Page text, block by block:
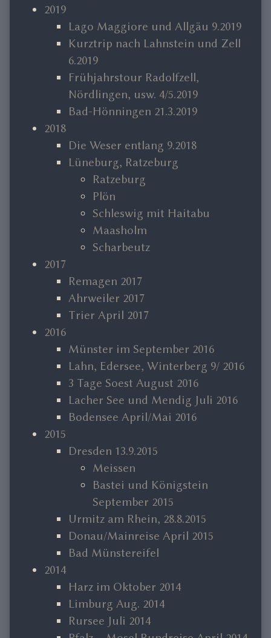
2019
Lago Maggiore und Allgäu 9.2019
Kurztrip nach Lahnstein und Zell
6.2019
Frühjahrstour Radolfzell,
Nördlingen, usw. 4/5.2019
Bad-Hönningen 21.3.2019
2018
Die Weser entlang 9.2018
Lüneburg, Ratzeburg
Ratzeburg
Plön
Schleswig mit Haitabu
Maasholm
Scharbeutz
2017
Remagen 2017
Ahrweiler 2017
Trier April 2017
2016
Münster im September 2016
Lahn, Edersee, Winterberg 9/ 2016
3 Tage Soest August 2016
Lacher See und Mendig Juli 2016
Bodensee April/Mai 2016
2015
Dresden 13.9.2015
Meissen
Bastei und Königstein
September 2015
Urmitz am Rhein, 28.8.2015
Donau/Mainreise April 2015
Bad Münstereifel
2014
Harz im Oktober 2014
Limburg Aug. 2014
Rursee Juli 2014